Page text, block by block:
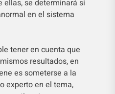
se determinará si
en el sistema
tener en cuenta que
resultados, en
es someterse a la
experto en el tema,